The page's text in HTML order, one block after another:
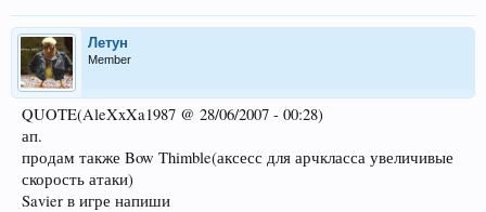
Летун
Member
QUOTE(AleXxXa1987 @ 28/06/2007 - 00:28)
ап.
продам также Bow Thimble(аксесс для арчкласса увеличивые
скорость атаки)
Savier в игре напиши